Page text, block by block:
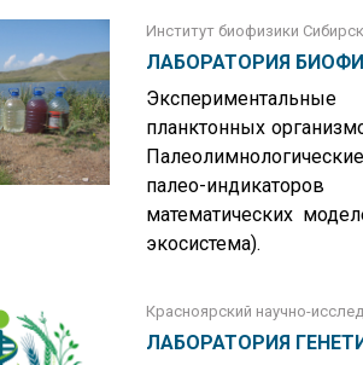
Институт биофизики
ЛАБОРАТОРИЯ
планктонных
палео-
математических
экосистема).
Красноярский научно-
ЛАБОРАТОРИЯ